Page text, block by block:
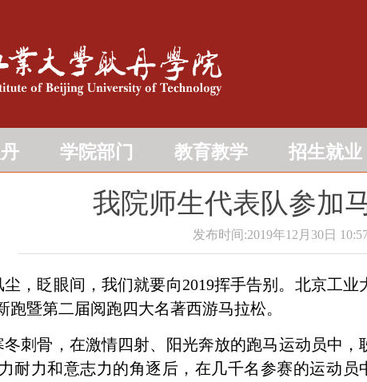
学院部门 教育教学 招生就业
我院师生代表队参加
发布时间:2019年12月30日
，眨眼间，我们就要向2019挥手告别。北京工业
跑暨第二届阅跑四大名著西游马拉松。
冬刺骨，在激情四射、阳光奔放的跑马运动员中
耐力和意志力的角逐后，在几千名参赛的运动员